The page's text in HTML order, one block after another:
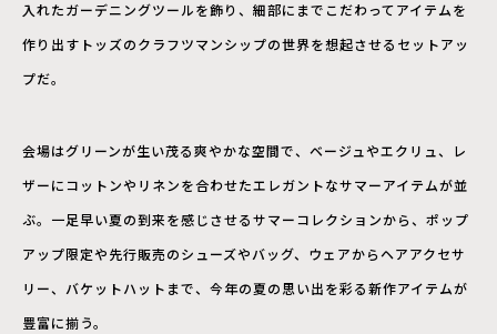
入れたガーデニングツールを飾り、細部にまでこだわってアイテムを
作り出すトッズのクラフツマンシップの世界を想起させるセットアッ
プだ。
会場はグリーンが生い茂る爽やかな空間で、ベージュやエクリュ、レ
ザーにコットンやリネンを合わせたエレガントなサマーアイテムが並
ぶ。一足早い夏の到来を感じさせるサマーコレクションから、ポップ
アップ限定や先行販売のシューズやバッグ、ウェアからヘアアクセサ
リー、バケットハットまで、今年の夏の思い出を彩る新作アイテムが
豊富に揃う。